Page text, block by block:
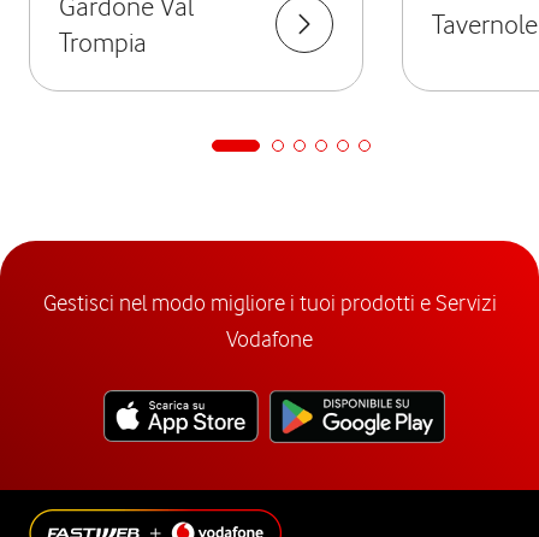
Trompia
Gestisci nel modo migliore i tuoi prodotti e Servizi
Vodafone